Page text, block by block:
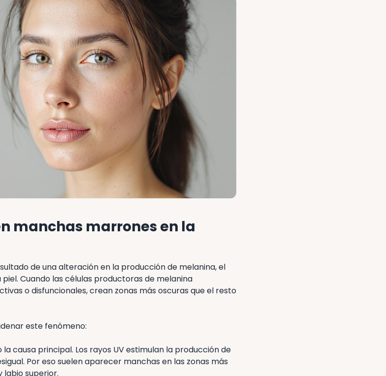
manchas marrones en la
de una alteración en la producción de melanina, el
Cuando las células productoras de melanina
o disfuncionales, crean zonas más oscuras que el resto
este fenómeno:
la causa principal. Los rayos UV estimulan la producción de
Por eso suelen aparecer manchas en las zonas más
labio superior.